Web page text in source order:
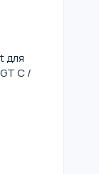
для
C /